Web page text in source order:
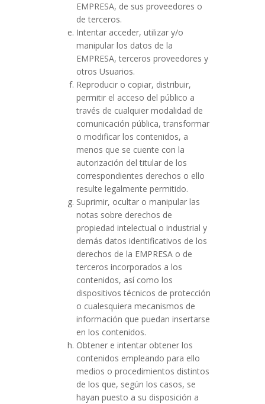
EMPRESA, de sus proveedores o
de terceros.
Intentar acceder, utilizar y/o
manipular los datos de la
EMPRESA, terceros proveedores y
otros Usuarios.
Reproducir o copiar, distribuir,
permitir el acceso del público a
través de cualquier modalidad de
comunicación pública, transformar
o modificar los contenidos, a
menos que se cuente con la
autorización del titular de los
correspondientes derechos o ello
resulte legalmente permitido.
Suprimir, ocultar o manipular las
notas sobre derechos de
propiedad intelectual o industrial y
demás datos identificativos de los
derechos de la EMPRESA o de
terceros incorporados a los
contenidos, así como los
dispositivos técnicos de protección
o cualesquiera mecanismos de
información que puedan insertarse
en los contenidos.
Obtener e intentar obtener los
contenidos empleando para ello
medios o procedimientos distintos
de los que, según los casos, se
hayan puesto a su disposición a